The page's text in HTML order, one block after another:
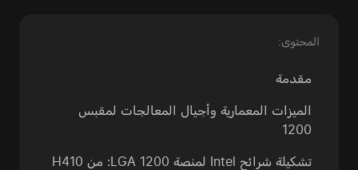
المحتوى:
مقدمة
الميزات المعمارية وأجيال المعالجات لمقبس
1200
تشكيلة شرائح Intel لمنصة LGA 1200: من H410